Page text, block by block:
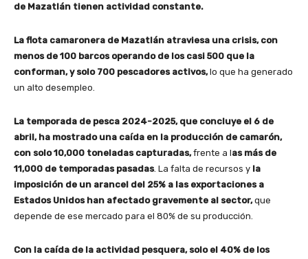
de Mazatlán tienen actividad constante.
La flota camaronera de Mazatlán atraviesa una crisis, con
menos de 100 barcos operando de los casi 500 que la
conforman, y solo 700 pescadores activos,lo que ha generado
un alto desempleo.
La temporada de pesca 2024-2025, que concluye el 6 de
abril, ha mostrado una caída en la producción de camarón,
con solo 10,000 toneladas capturadas,frente a las más de
11,000 de temporadas pasadas. La falta de recursos y la
imposición de un arancel del 25% a las exportaciones a
Estados Unidos han afectado gravemente al sector,que
depende de ese mercado para el 80% de su producción.
Con la caída de la actividad pesquera, solo el 40% de los